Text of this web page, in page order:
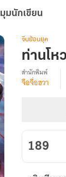
มุมนักเขียน
จีนย้อนยุค
ท่านโห
เรื่อง
นาง
ร้าย
มิใช่
นางเอก
สำนักพิมพ์
จือจื่อฮวา
189